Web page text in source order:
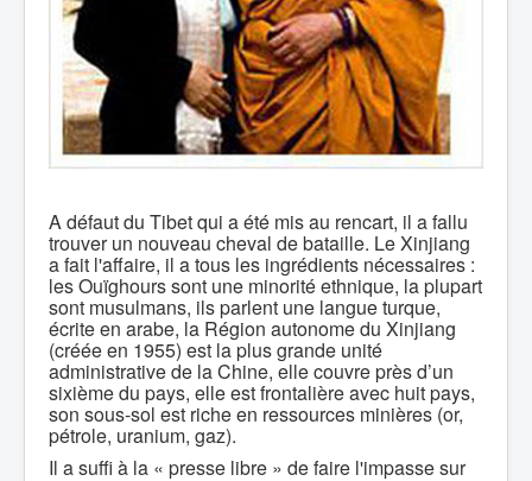
A défaut du Tibet qui a été mis au rencart, il a fallu
trouver un nouveau cheval de bataille. Le Xinjiang
a fait l'affaire, il a tous les ingrédients nécessaires :
les Ouïghours sont une minorité ethnique, la plupart
sont musulmans, ils parlent une langue turque,
écrite en arabe, la Région autonome du Xinjiang
(créée en 1955) est la plus grande unité
administrative de la Chine, elle couvre près d’un
sixième du pays, elle est frontalière avec huit pays,
son sous-sol est riche en ressources minières (or,
pétrole, uranium, gaz).
Il a suffi à la « presse libre » de faire l'impasse sur